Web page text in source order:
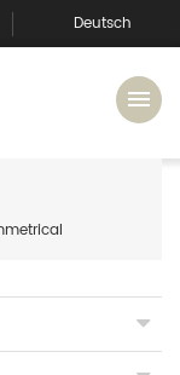
Deutsch